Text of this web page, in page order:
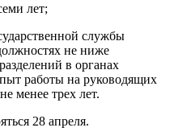
лет;
службы
не ниже
в органах
работы на руководящих
менее трех лет.
28 апреля.